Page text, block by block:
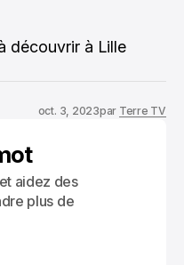
découvrir à Lille
oct. 3, 2023par Terre TV
aidez des
plus de